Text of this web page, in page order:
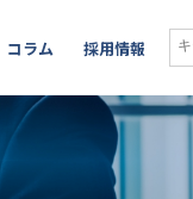
コラム 採用情報